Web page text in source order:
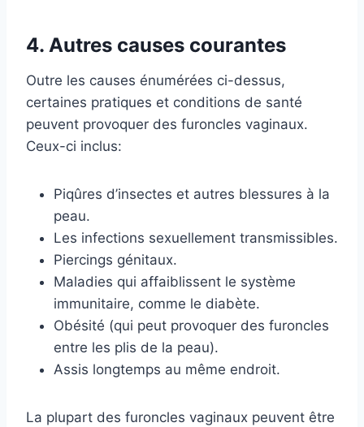
4. Autres causes courantes
Outre les causes énumérées ci-dessus,
certaines pratiques et conditions de santé
peuvent provoquer des furoncles vaginaux.
Ceux-ci inclus:
Piqûres d’insectes et autres blessures à la
peau.
Les infections sexuellement transmissibles.
Piercings génitaux.
Maladies qui affaiblissent le système
immunitaire, comme le diabète.
Obésité (qui peut provoquer des furoncles
entre les plis de la peau).
Assis longtemps au même endroit.
La plupart des furoncles vaginaux peuvent être